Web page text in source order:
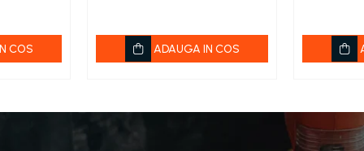
COS ADAUGA IN COS